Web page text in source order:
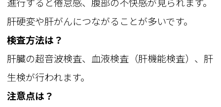
肝硬変や肝がんにつながることが多いです。
検査方法は？
肝臓の超音波検査、血液検査（肝機能検査）、肝
生検が行われます。
注意点は？